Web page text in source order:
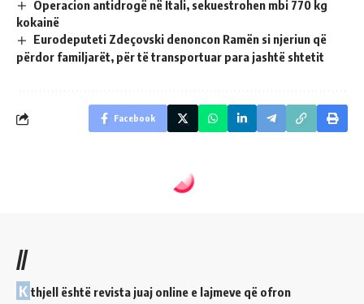
Operacion antidrogë në Itali, sekuestrohen mbi 770 kg
kokainë
Eurodeputeti Zdeçovski denoncon Ramën si njeriun që
përdor familjarët, për të transportuar para jashtë shtetit
Facebook
//
K thjell është revista juaj online e lajmeve që ofron